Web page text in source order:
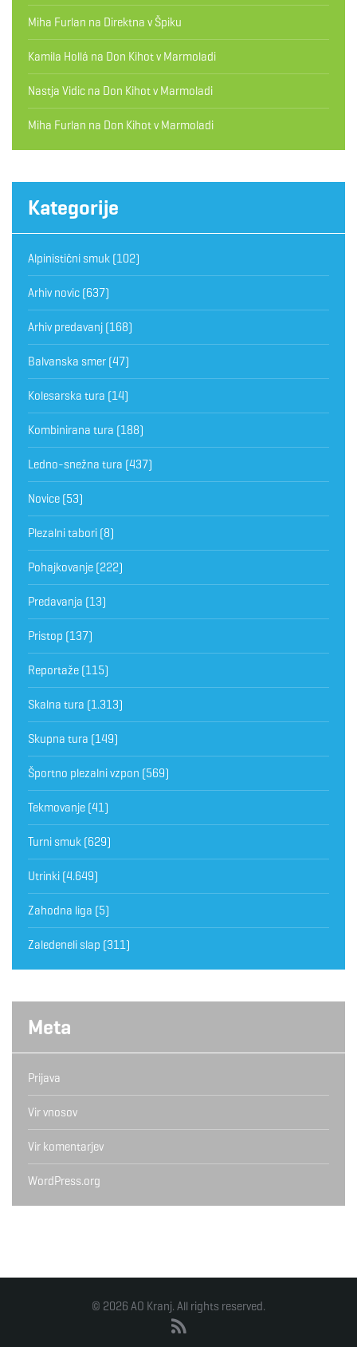
Miha Furlan na Direktna v Špiku
Kamila Hollá na Don Kihot v Marmoladi
Nastja Vidic na Don Kihot v Marmoladi
Miha Furlan na Don Kihot v Marmoladi
Kategorije
Alpinistični smuk (102)
Arhiv novic (637)
Arhiv predavanj (168)
Balvanska smer (47)
Kolesarska tura (14)
Kombinirana tura (188)
Ledno-snežna tura (437)
Novice (53)
Plezalni tabori (8)
Pohajkovanje (222)
Predavanja (13)
Pristop (137)
Reportaže (115)
Skalna tura (1.313)
Skupna tura (149)
Športno plezalni vzpon (569)
Tekmovanje (41)
Turni smuk (629)
Utrinki (4.649)
Zahodna liga (5)
Zaledeneli slap (311)
Meta
Prijava
Vir vnosov
Vir komentarjev
WordPress.org
© 2026 AO Kranj. All rights reserved.